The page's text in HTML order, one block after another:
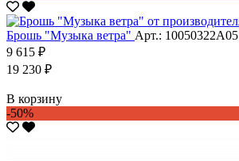
Брошь "Музыка ветра" Арт.: 10050322А05
9 615 ₽
19 230 ₽
В корзину
-50%